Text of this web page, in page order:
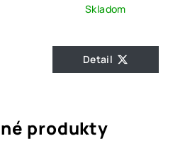
Skladom
Detail
produkty